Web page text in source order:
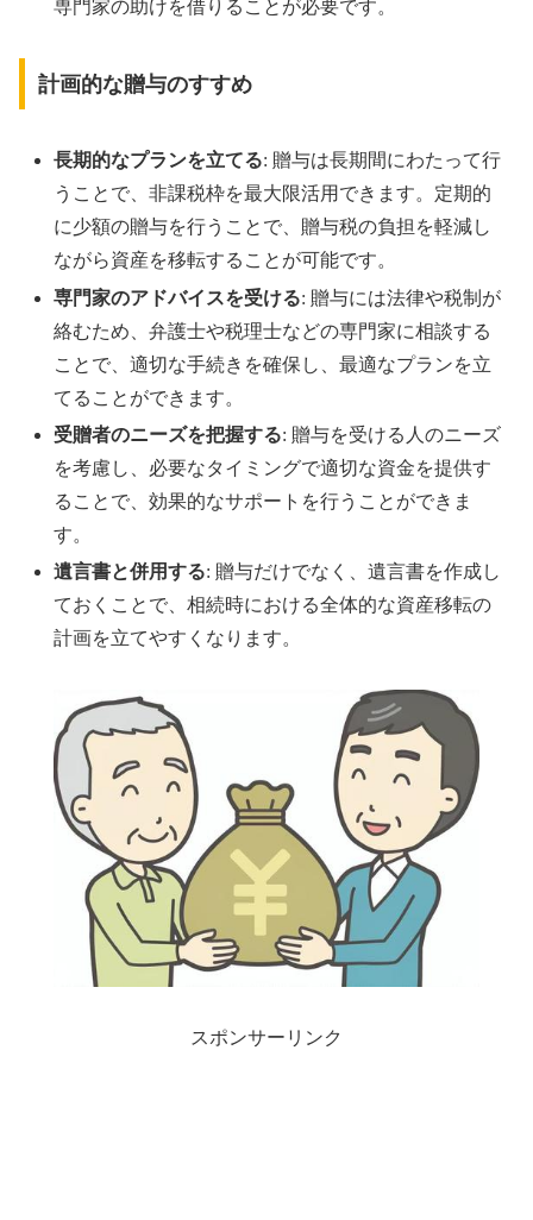
専門家の助けを借りることが必要です。
計画的な贈与のすすめ
長期的なプランを立てる: 贈与は長期間にわたって行
うことで、非課税枠を最大限活用できます。定期的
に少額の贈与を行うことで、贈与税の負担を軽減し
ながら資産を移転することが可能です。
専門家のアドバイスを受ける: 贈与には法律や税制が
絡むため、弁護士や税理士などの専門家に相談する
ことで、適切な手続きを確保し、最適なプランを立
てることができます。
受贈者のニーズを把握する: 贈与を受ける人のニーズ
を考慮し、必要なタイミングで適切な資金を提供す
ることで、効果的なサポートを行うことができま
す。
遺言書と併用する: 贈与だけでなく、遺言書を作成し
ておくことで、相続時における全体的な資産移転の
計画を立てやすくなります。
スポンサーリンク